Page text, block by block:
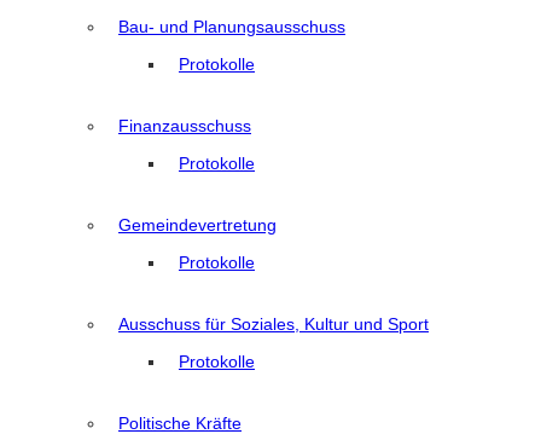
Bau- und Planungsausschuss
Protokolle
Finanzausschuss
Protokolle
Gemeindevertretung
Protokolle
Ausschuss für Soziales, Kultur und Sport
Protokolle
Politische Kräfte